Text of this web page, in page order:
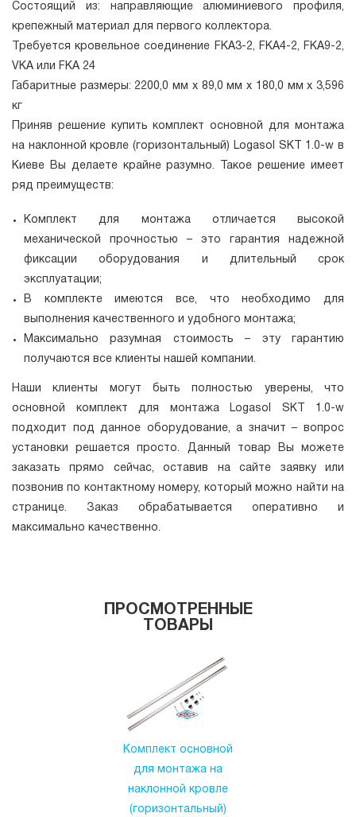
Состоящий из: направляющие алюминиевого профиля,
крепежный материал для первого коллектора.
Требуется кровельное соединение FKA3-2, FKA4-2, FKA9-2,
VKA или FKA 24
Габаритные размеры: 2200,0 мм x 89,0 мм x 180,0 мм x 3,596
кг
Приняв решение купить комплект основной для монтажа
на наклонной кровле (горизонтальный) Logasol SKT 1.0-w в
Киеве Вы делаете крайне разумно. Такое решение имеет
ряд преимуществ:
Комплект для монтажа отличается высокой
механической прочностью – это гарантия надежной
фиксации оборудования и длительный срок
эксплуатации;
В комплекте имеются все, что необходимо для
выполнения качественного и удобного монтажа;
Максимально разумная стоимость – эту гарантию
получаются все клиенты нашей компании.
Наши клиенты могут быть полностью уверены, что
основной комплект для монтажа Logasol SKT 1.0-w
подходит под данное оборудование, а значит – вопрос
установки решается просто. Данный товар Вы можете
заказать прямо сейчас, оставив на сайте заявку или
позвонив по контактному номеру, который можно найти на
странице. Заказ обрабатывается оперативно и
максимально качественно.
ПРОСМОТРЕННЫЕ
ТОВАРЫ
Комплект основной
для монтажа на
наклонной кровле
(горизонтальный)